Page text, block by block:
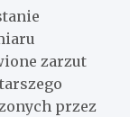
zarzut
przez